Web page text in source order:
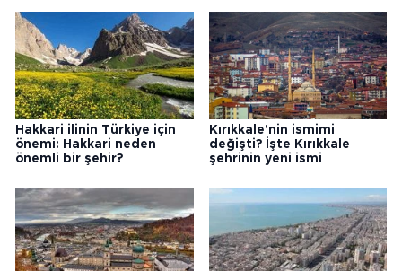
Hakkari ilinin Türkiye için
önemi: Hakkari neden
önemli bir şehir?
Kırıkkale'nin ismimi
değişti? İşte Kırıkkale
şehrinin yeni ismi